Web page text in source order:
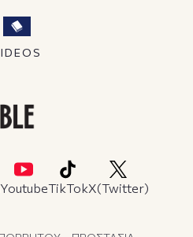
YoutubeTikTokX(Twitter)